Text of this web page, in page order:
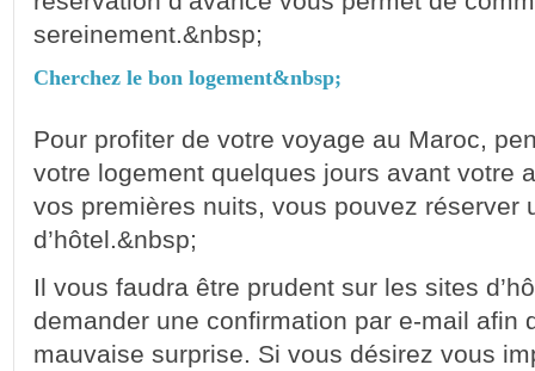
sereinement.&nbsp;
Cherchez le bon logement&nbsp;
Pour profiter de votre voyage au Maroc,
votre logement quelques jours avant votre
vos premières nuits, vous pouvez réserver
d’hôtel.&nbsp;
Il vous faudra être prudent sur les sites
demander une confirmation par e-mail afin
mauvaise surprise. Si vous désirez vous